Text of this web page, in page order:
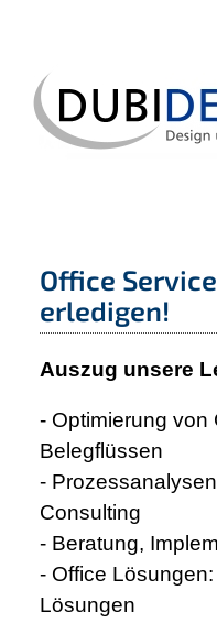
Office
erledigen!
Auszug unsere
- Optimierung von
Belegflüssen
-
Consulting
- Beratung,
- Office
Lösungen